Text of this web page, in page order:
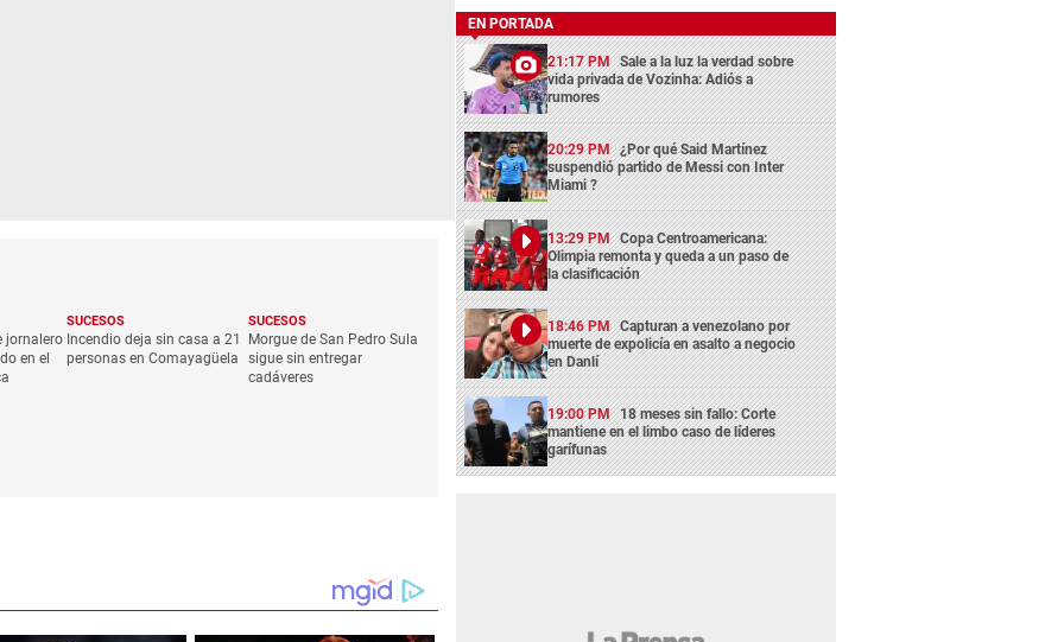
jornalero
en el
SUCESOS
Incendio deja sin casa a 21
personas en Comayagüela
SUCESOS
Morgue de San Pedro Sula
sigue sin entregar
cadáveres
EN PORTADA
21:17 PM Sale a la luz la verdad sobre
vida privada de Vozinha: Adiós a
rumores
20:29 PM ¿Por qué Said Martínez
suspendió partido de Messi con Inter
Miami ?
13:29 PM Copa Centroamericana:
Olimpia remonta y queda a un paso de
la clasificación
18:46 PM Capturan a venezolano por
muerte de expolicía en asalto a negocio
en Danlí
19:00 PM 18 meses sin fallo: Corte
mantiene en el limbo caso de líderes
garífunas